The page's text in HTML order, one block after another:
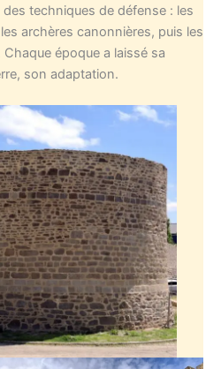
techniques de défense : les
archères canonnières, puis les
époque a laissé sa
son adaptation.